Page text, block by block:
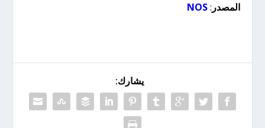
المصدر :
NOS
يشارك: